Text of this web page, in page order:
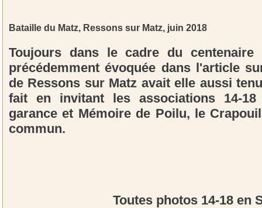
Bataille du Matz, Ressons sur Matz, juin 2018
Toujours dans le cadre du
précédemment évoquée dans l'article
de Ressons sur Matz avait elle aussi
fait en invitant les associations 14-18
garance et Mémoire de Poilu, le
commun.
Toutes photos 14-18 en